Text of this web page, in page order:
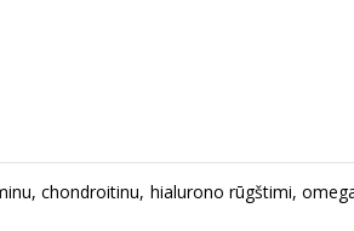
chondroitinu, hialurono rūgštimi,